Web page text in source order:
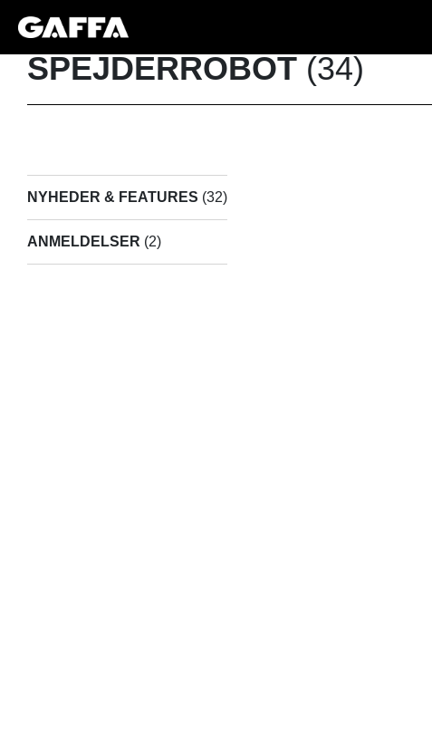
SPEJDERROBOT (34)
NYHEDER & FEATURES (32)
ANMELDELSER (2)